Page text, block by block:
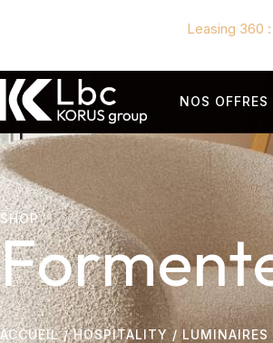
Leasing 360
NOS OFFRES
SHOP
ACCUEIL/HOSPITALITY /LUMINAIRES